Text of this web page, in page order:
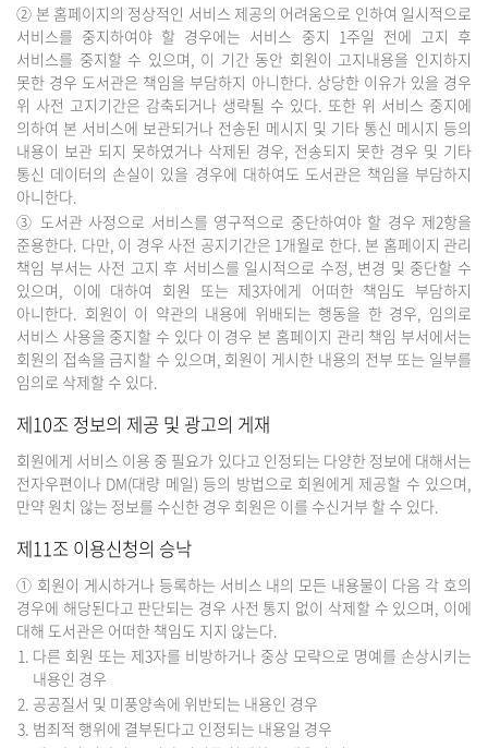
② 본 홈페이지의 정상적인 서비스 제공의 어려움으로 인하여 일시적으로
서비스를 중지하여야 할 경우에는 서비스 중지 1주일 전에 고지 후
서비스를 중지할 수 있으며, 이 기간 동안 회원이 고지내용을 인지하지
못한 경우 도서관은 책임을 부담하지 아니한다. 상당한 이유가 있을 경우
위 사전 고지기간은 감축되거나 생략될 수 있다. 또한 위 서비스 중지에
의하여 본 서비스에 보관되거나 전송된 메시지 및 기타 통신 메시지 등의
내용이 보관 되지 못하였거나 삭제된 경우, 전송되지 못한 경우 및 기타
통신 데이터의 손실이 있을 경우에 대하여도 도서관은 책임을 부담하지
아니한다.
③ 도서관 사정으로 서비스를 영구적으로 중단하여야 할 경우 제2항을
준용한다. 다만, 이 경우 사전 공지기간은 1개월로 한다. 본 홈페이지 관리
책임 부서는 사전 고지 후 서비스를 일시적으로 수정, 변경 및 중단할 수
있으며, 이에 대하여 회원 또는 제3자에게 어떠한 책임도 부담하지
아니한다. 회원이 이 약관의 내용에 위배되는 행동을 한 경우, 임의로
서비스 사용을 중지할 수 있다 이 경우 본 홈페이지 관리 책임 부서에서는
회원의 접속을 금지할 수 있으며, 회원이 게시한 내용의 전부 또는 일부를
임의로 삭제할 수 있다.
제10조 정보의 제공 및 광고의 게재
회원에게 서비스 이용 중 필요가 있다고 인정되는 다양한 정보에 대해서는
전자우편이나 DM(대량 메일) 등의 방법으로 회원에게 제공할 수 있으며,
만약 원치 않는 정보를 수신한 경우 회원은 이를 수신거부 할 수 있다.
제11조 이용신청의 승낙
① 회원이 게시하거나 등록하는 서비스 내의 모든 내용물이 다음 각 호의
경우에 해당된다고 판단되는 경우 사전 통지 없이 삭제할 수 있으며, 이에
대해 도서관은 어떠한 책임도 지지 않는다.
다른 회원 또는 제3자를 비방하거나 중상 모략으로 명예를 손상시키는
내용인 경우
공공질서 및 미풍양속에 위반되는 내용인 경우
범죄적 행위에 결부된다고 인정되는 내용일 경우